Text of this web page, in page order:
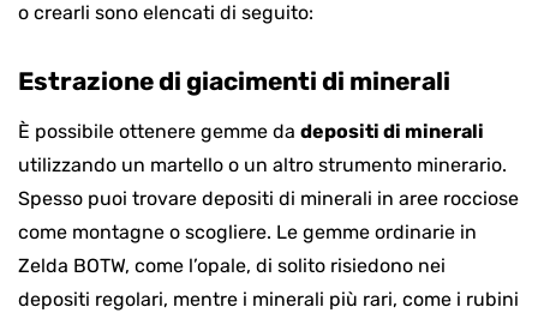
o crearli sono elencati di seguito:
Estrazione di giacimenti di minerali
È possibile ottenere gemme da depositi di minerali
utilizzando un martello o un altro strumento minerario.
Spesso puoi trovare depositi di minerali in aree rocciose
come montagne o scogliere. Le gemme ordinarie in
Zelda BOTW, come l’opale, di solito risiedono nei
depositi regolari, mentre i minerali più rari, come i rubini